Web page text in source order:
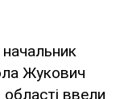
начальник
Жукович
ввели